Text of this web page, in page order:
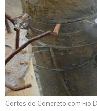
Cortes de Concreto com Fio